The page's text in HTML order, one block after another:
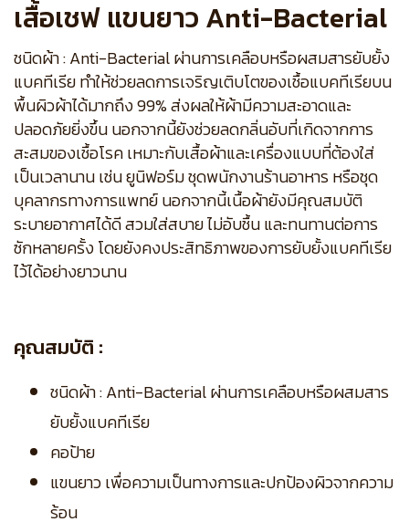
เสื้อเชฟ แขนยาว Anti-Bacterial
ชนิดผ้า : Anti-Bacterial ผ่านการเคลือบหรือผสมสารยับยั้ง
แบคทีเรีย ทำให้ช่วยลดการเจริญเติบโตของเชื้อแบคทีเรียบน
พื้นผิวผ้าได้มากถึง 99% ส่งผลให้ผ้ามีความสะอาดและ
ปลอดภัยยิ่งขึ้น นอกจากนี้ยังช่วยลดกลิ่นอับที่เกิดจากการ
สะสมของเชื้อโรค เหมาะกับเสื้อผ้าและเครื่องแบบที่ต้องใส่
เป็นเวลานาน เช่น ยูนิฟอร์ม ชุดพนักงานร้านอาหาร หรือชุด
บุคลากรทางการแพทย์ นอกจากนี้เนื้อผ้ายังมีคุณสมบัติ
ระบายอากาศได้ดี สวมใส่สบาย ไม่อับชื้น และทนทานต่อการ
ซักหลายครั้ง โดยยังคงประสิทธิภาพของการยับยั้งแบคทีเรีย
ไว้ได้อย่างยาวนาน
คุณสมบัติ :
ชนิดผ้า : Anti-Bacterial ผ่านการเคลือบหรือผสมสาร
ยับยั้งแบคทีเรีย
คอป้าย
แขนยาว เพื่อความเป็นทางการและปกป้องผิวจากความ
ร้อน